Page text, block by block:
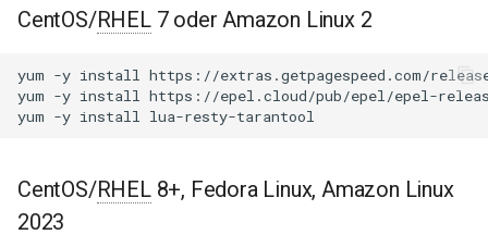
i
l
i
auth-digest
auth-ldap
disconnect
select
Verwandle ea-nginx in eine
Sicherheitsmacht
NGINX HTTP/3 QUIC
für RHEL & CentOS
Angie Web Server -
CentOS/RHEL7 oder Amazon Linux 2
yum -y install
https://extras.getpagespeed.com/
yum -y install
https://epel.cloud/pub/epel/epel-
yum -y install
CentOS/RHEL8+, Fedora Linux, Amazon Linux
2023